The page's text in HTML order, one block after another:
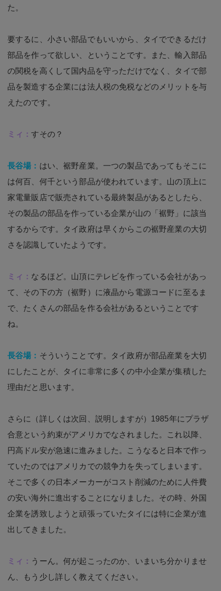
た。
要するに、小さい部品でもいいから、タイでできるだけ
部品を作って欲しい、ということです。また、輸入部品
の関税を高くして国内品を守っただけでなく、タイで部
品を製造する企業には法人税の免税などのメリットを与
えたのです。
ミィ：すその？
長谷場： はい、裾野産業。一つの製品であってもそこに
は何百、何千という部品が使われています。山の頂上に
家電量販店で販売されている最終製品があるとしたら、
その製品の部品を作っている企業が山の「裾野」に該当
するからです。タイ政府は早くからこの裾野産業の大切
さを認識していたようです。
ミィ： なるほど。山頂にテレビを作っている会社があっ
て、その下の方（裾野）に液晶から電源コードに至るま
で、たくさんの部品を作る会社があるということです
ね。
長谷場： そういうことです。タイ政府が部品産業を大切
にしたことが、タイに非常に多くの中小企業が集積した
理由だと思います。
さらに（詳しくは次回、説明しますが）1985年にプラザ
合意という約束がアメリカでなされました。これ以降、
円高ドル安が急速に進みました。こうなると日本で作っ
ていたのではアメリカでの競争力を失ってしまいます。
そこで多くの日本メーカーがコスト削減のために人件費
の安い海外に進出することになりました。その時、外国
企業を誘致しようと頑張っていたタイには特に企業が進
出してきました。
ミィ： うーん。何が起こったのか、いまいち分かりませ
ん、もう少し詳しく教えてください。